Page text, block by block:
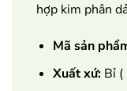
hợp kim phân
Mã sản
Xuất xứ:Bỉ (